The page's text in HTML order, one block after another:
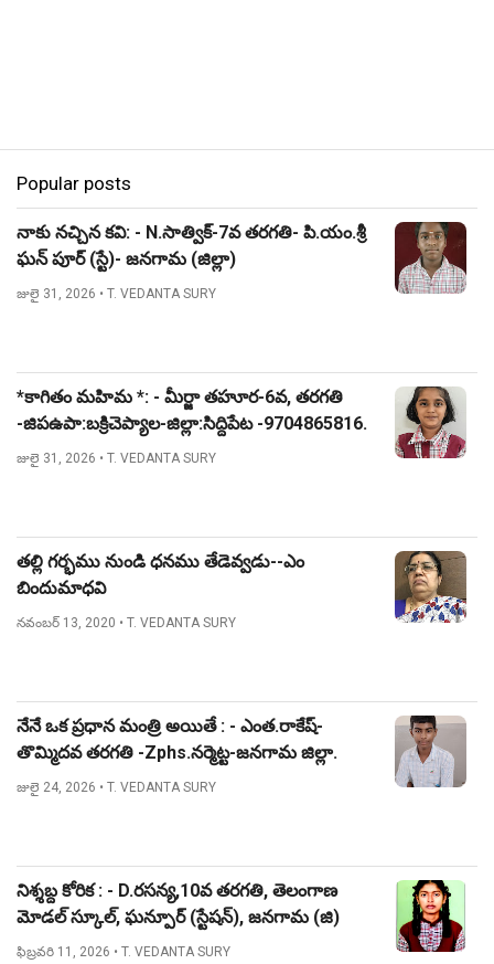
Popular posts
నాకు నచ్చిన కవి: - N.సాత్విక్-7వ తరగతి- పి.యం.శ్రీ
ఘన్ పూర్ (స్టే)- జనగామ (జిల్లా)
జులై 31, 2026 • T. VEDANTA SURY
*కాగితం మహిమ *: - మీర్జా తహూర-6వ, తరగతి
-జిపఉపా:బక్రిచెప్యాల-జిల్లా:సిద్దిపేట -9704865816.
జులై 31, 2026 • T. VEDANTA SURY
తల్లి గర్భము నుండి ధనము తేడెవ్వడు--ఎం
బిందుమాధవి
నవంబర్ 13, 2020 • T. VEDANTA SURY
నేనే ఒక ప్రధాన మంత్రి అయితే : - ఎంత.రాకేష్-
తొమ్మిదవ తరగతి -Zphs.నర్మెట్ట-జనగామ జిల్లా.
జులై 24, 2026 • T. VEDANTA SURY
నిశ్శబ్ద కోరిక : - D.రసన్య,10వ తరగతి, తెలంగాణ
మోడల్ స్కూల్, ఘన్పూర్ (స్టేషన్), జనగామ (జి)
ఫిబ్రవరి 11, 2026 • T. VEDANTA SURY